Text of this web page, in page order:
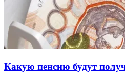
Какую пенсию будут